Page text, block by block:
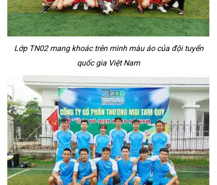
Lớp TN02 mang khoác trên mình màu áo của đội tuyển
quốc gia Việt Nam